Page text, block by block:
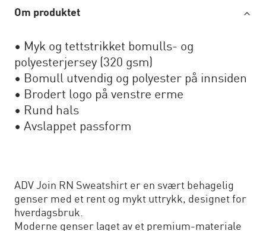
Om produktet
• Myk og tettstrikket bomulls- og
polyesterjersey (320 gsm)
• Bomull utvendig og polyester på innsiden
• Brodert logo på venstre erme
• Rund hals
• Avslappet passform
ADV Join RN Sweatshirt er en svært behagelig
genser med et rent og mykt uttrykk, designet for
hverdagsbruk.
Moderne genser laget av et premium-materiale